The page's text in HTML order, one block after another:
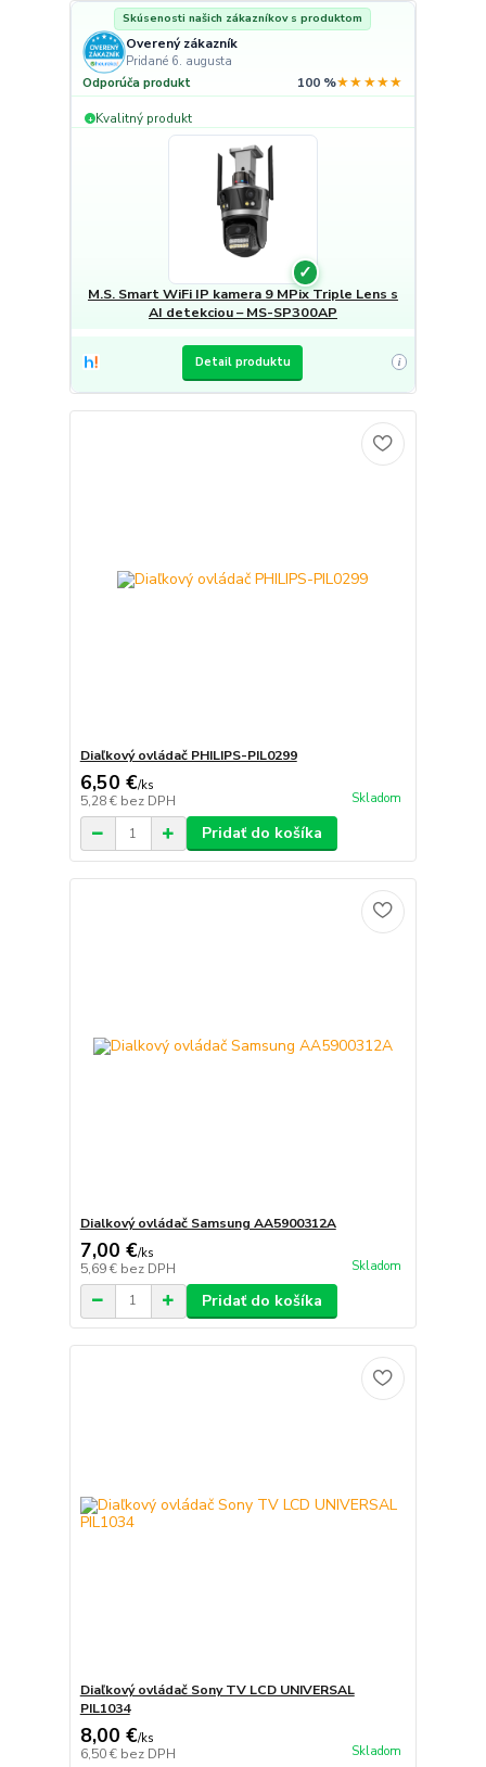
Skúsenosti našich zákazníkov s produktom
Overený zákazník
Pridané 6. augusta
Odporúča produkt 100 %★★★★★
+ Kvalitný produkt
✓
M.S. Smart WiFi IP kamera 9 MPix Triple Lens s
AI detekciou – MS-SP300AP
Detail produktu i
Diaľkový ovládač PHILIPS-PIL0299
6,50 €/ks
5,28 € bez DPH Skladom
Pridať do košíka
Dialkový ovládač Samsung AA5900312A
7,00 €/ks
5,69 € bez DPH Skladom
Pridať do košíka
Diaľkový ovládač Sony TV LCD UNIVERSAL
PIL1034
8,00 €/ks
6,50 € bez DPH Skladom